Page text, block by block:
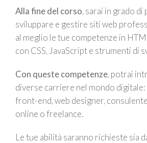
Alla fine del corso, sarai in grado
sviluppare e gestire siti web
al meglio le tue competenze in
con CSS, JavaScript e strumenti di
Con queste competenze, potrai
diverse carriere nel mondo
front-end, web designer,
online o freelance.
Le tue abilità saranno richieste sia